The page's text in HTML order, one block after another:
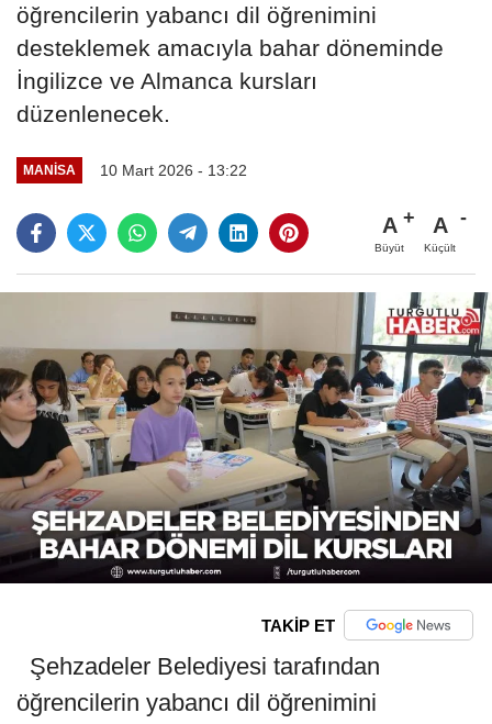
öğrencilerin yabancı dil öğrenimini
desteklemek amacıyla bahar döneminde
İngilizce ve Almanca kursları
düzenlenecek.
MANİSA 10 Mart 2026 - 13:22
A
Büyüt
A
Küçült
TAKİP ET
Şehzadeler Belediyesi tarafından
öğrencilerin yabancı dil öğrenimini